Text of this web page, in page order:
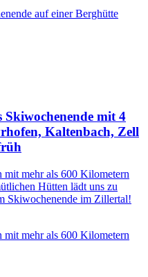
auf einer Berghütte
mit 4
Kaltenbach, Zell
mit mehr als 600 Kilometern
Hütten lädt uns zu
Skiwochenende im Zillertal!
mit mehr als 600 Kilometern